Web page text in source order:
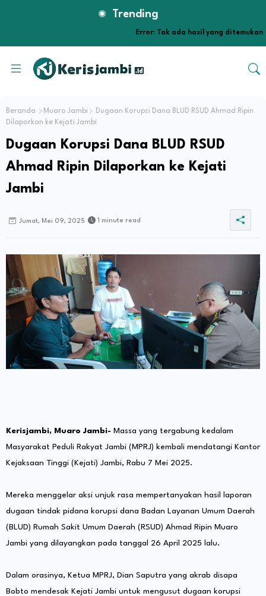
Trending
Error: Tak ada hasil yang ditemukan
Beranda Muaro Jambi
Dugaan Korupsi Dana BLUD RSUD Ahmad Ripin
Dilaporkan ke Kejati Jambi
Dugaan Korupsi Dana BLUD RSUD
Ahmad Ripin Dilaporkan ke Kejati
Jambi
Jumat, Mei 09, 2025 1 minute read
Kerisjambi, Muaro Jambi- Massa yang tergabung kedalam
Masyarakat Peduli Rakyat Jambi (MPRJ) kembali mendatangi Kantor
Kejaksaan Tinggi (Kejati) Jambi, Rabu 7 Mei 2025.
Mereka menggelar aksi unjuk rasa mempertanyakan hasil laporan
dugaan tindak pidana korupsi dana Badan Layanan Umum Daerah
(BLUD) Rumah Sakit Umum Daerah (RSUD) Ahmad Ripin Muaro
Jambi yang dilayangkan pada tanggal 26 April 2025 lalu.
Dalam orasinya, Ketua MPRJ, Dian Saputra yang akrab disapa
Bobto mendesak Kejati Jambi untuk mengusut dugaan korupsi